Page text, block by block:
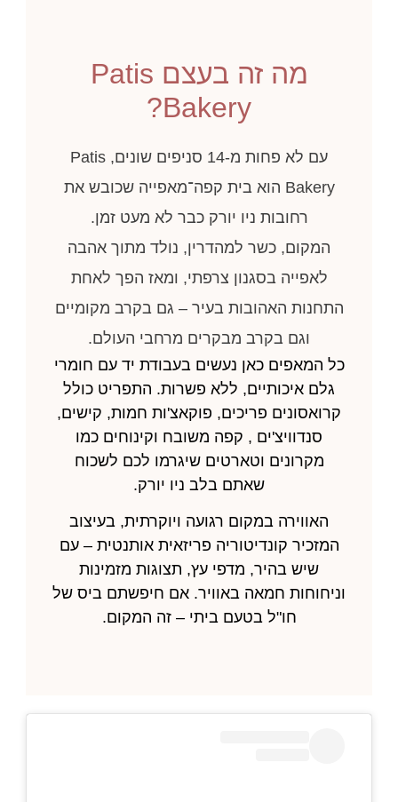
מה זה בעצם Patis
Bakery?
עם לא פחות מ-14 סניפים שונים, Patis
Bakery הוא בית קפה־מאפייה שכובש את
רחובות ניו יורק כבר לא מעט זמן.
המקום, כשר למהדרין, נולד מתוך אהבה
לאפייה בסגנון צרפתי, ומאז הפך לאחת
התחנות האהובות בעיר – גם בקרב מקומיים
וגם בקרב מבקרים מרחבי העולם.
כל המאפים כאן נעשים בעבודת יד עם חומרי
גלם איכותיים, ללא פשרות. התפריט כולל
קרואסונים פריכים, פוקאצ'ות חמות, קישים,
סנדוויצ'ים , קפה משובח וקינוחים כמו
מקרונים וטארטים שיגרמו לכם לשכוח
שאתם בלב ניו יורק.
האווירה במקום רגועה ויוקרתית, בעיצוב
המזכיר קונדיטוריה פריזאית אותנטית – עם
שיש בהיר, מדפי עץ, תצוגות מזמינות
וניחוחות חמאה באוויר. אם חיפשתם ביס של
חו"ל בטעם ביתי – זה המקום.